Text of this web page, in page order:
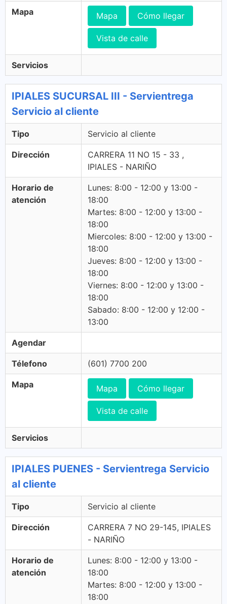
Mapa Mapa Cómo llegar
Vista de calle
Servicios
IPIALES SUCURSAL III - Servientrega
Servicio al cliente
Tipo Servicio al cliente
Dirección
CARRERA 11 NO 15 - 33 ,
IPIALES - NARIÑO
Horario de
atención
Lunes: 8:00 - 12:00 y 13:00 -
18:00
Martes: 8:00 - 12:00 y 13:00 -
18:00
Miercoles: 8:00 - 12:00 y 13:00 -
18:00
Jueves: 8:00 - 12:00 y 13:00 -
18:00
Viernes: 8:00 - 12:00 y 13:00 -
18:00
Sabado: 8:00 - 12:00 y 12:00 -
13:00
Agendar
Télefono (601) 7700 200
Mapa Mapa Cómo llegar
Vista de calle
Servicios
IPIALES PUENES - Servientrega Servicio
al cliente
Tipo Servicio al cliente
Dirección
CARRERA 7 NO 29-145, IPIALES
- NARIÑO
Horario de
atención
Lunes: 8:00 - 12:00 y 13:00 -
18:00
Martes: 8:00 - 12:00 y 13:00 -
18:00